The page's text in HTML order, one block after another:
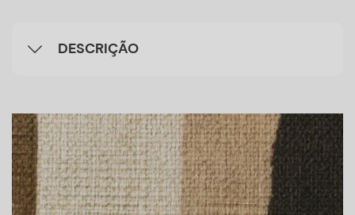
DESCRIÇÃO